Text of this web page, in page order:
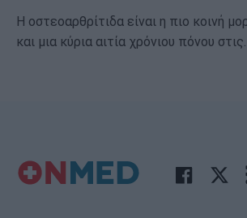
Η οστεοαρθρίτιδα είναι η πιο κοινή
και μια κύρια αιτία χρόνιου πόνου